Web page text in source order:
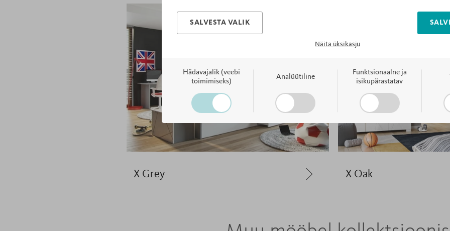
X Grey X Oak
SALVESTA VALIK
Näita üksikasju
Hädavajalik (veebi
toimimiseks)
Analüütiline
Funktsionaalne ja
isikupärastatav